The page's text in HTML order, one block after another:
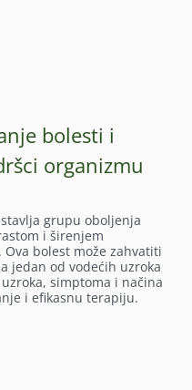
bolesti i
organizmu
grupu oboljenja
i širenjem
bolest može zahvatiti
jedan od vodećih uzroka
simptoma i načina
i efikasnu terapiju.